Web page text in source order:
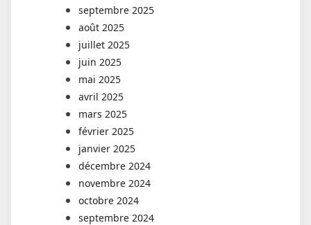
septembre 2025
août 2025
juillet 2025
juin 2025
mai 2025
avril 2025
mars 2025
février 2025
janvier 2025
décembre 2024
novembre 2024
octobre 2024
septembre 2024